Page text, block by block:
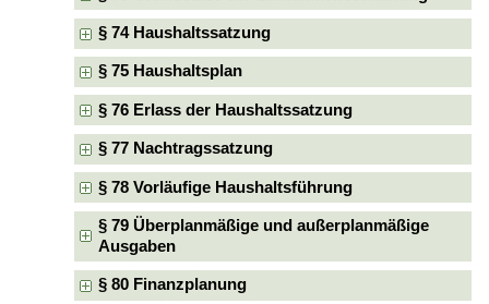
§ 74 Haushaltssatzung
§ 75 Haushaltsplan
§ 76 Erlass der Haushaltssatzung
§ 77 Nachtragssatzung
§ 78 Vorläufige Haushaltsführung
§ 79 Überplanmäßige und außerplanmäßige
Ausgaben
§ 80 Finanzplanung